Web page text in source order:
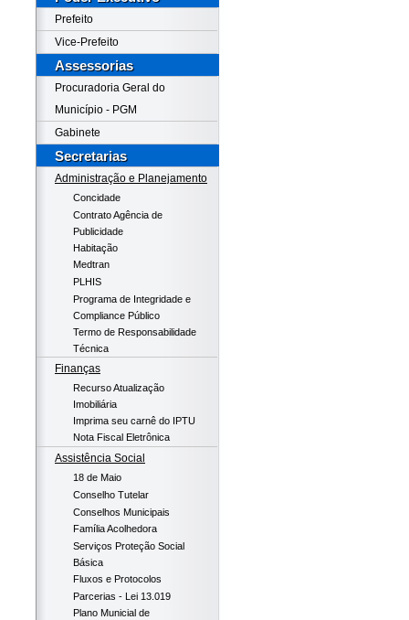
Prefeito
Vice-Prefeito
Assessorias
Procuradoria Geral do
Município - PGM
Gabinete
Secretarias
Administração e Planejamento
Concidade
Contrato Agência de
Publicidade
Habitação
Medtran
PLHIS
Programa de Integridade e
Compliance Público
Termo de Responsabilidade
Técnica
Finanças
Recurso Atualização
Imobiliária
Imprima seu carnê do IPTU
Nota Fiscal Eletrônica
Assistência Social
18 de Maio
Conselho Tutelar
Conselhos Municipais
Família Acolhedora
Serviços Proteção Social
Básica
Fluxos e Protocolos
Parcerias - Lei 13.019
Plano Municial de